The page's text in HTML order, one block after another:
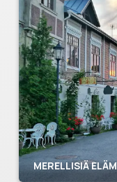
MERELLISIÄ